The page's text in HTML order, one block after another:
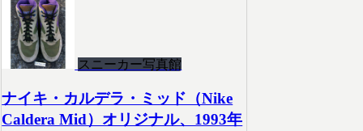
スニーカー写真館
ナイキ・カルデラ・ミッド（Nike
Caldera Mid）オリジナル、1993年